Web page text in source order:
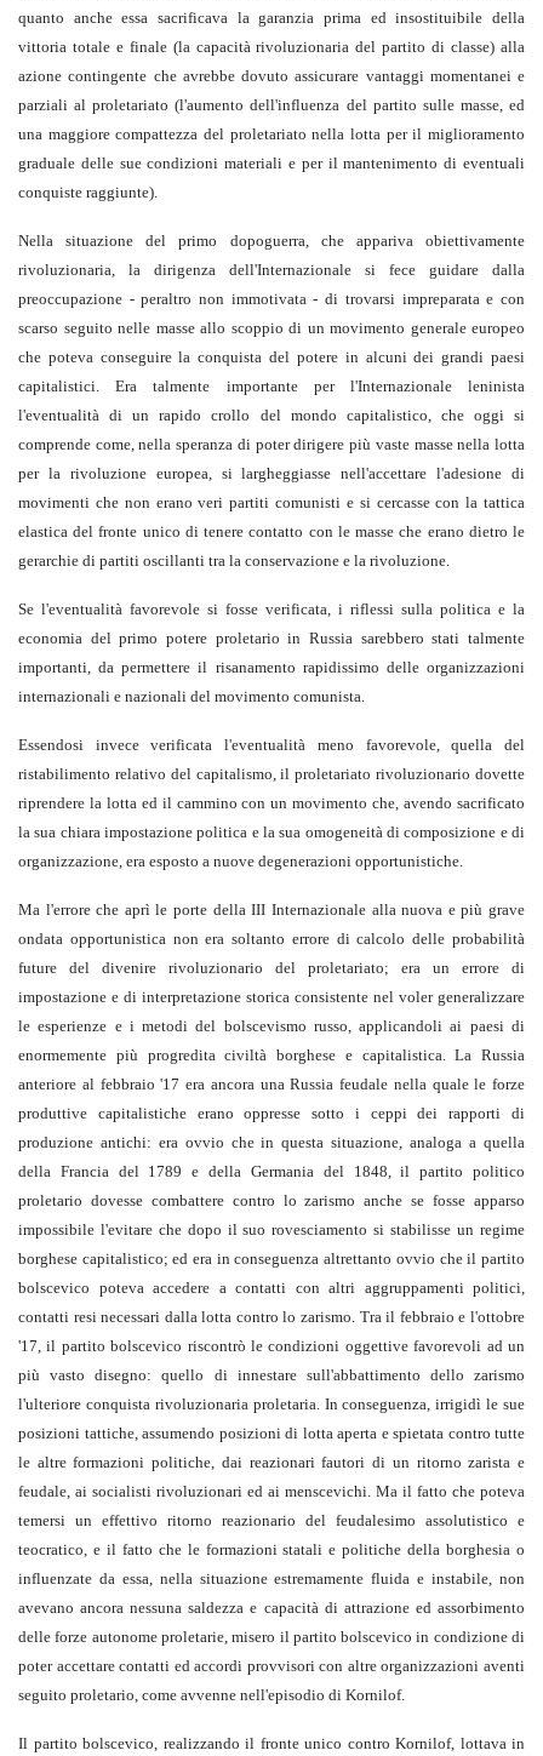
quanto anche essa sacrificava la garanzia prima ed insostituibile della
vittoria totale e finale (la capacità rivoluzionaria del partito di classe) alla
azione contingente che avrebbe dovuto assicurare vantaggi momentanei e
parziali al proletariato (l'aumento dell'influenza del partito sulle masse, ed
una maggiore compattezza del proletariato nella lotta per il miglioramento
graduale delle sue condizioni materiali e per il mantenimento di eventuali
conquiste raggiunte).
Nella situazione del primo dopoguerra, che appariva obiettivamente
rivoluzionaria, la dirigenza dell'Internazionale si fece guidare dalla
preoccupazione - peraltro non immotivata - di trovarsi impreparata e con
scarso seguito nelle masse allo scoppio di un movimento generale europeo
che poteva conseguire la conquista del potere in alcuni dei grandi paesi
capitalistici. Era talmente importante per l'Internazionale leninista
l'eventualità di un rapido crollo del mondo capitalistico, che oggi si
comprende come, nella speranza di poter dirigere più vaste masse nella lotta
per la rivoluzione europea, si largheggiasse nell'accettare l'adesione di
movimenti che non erano veri partiti comunisti e si cercasse con la tattica
elastica del fronte unico di tenere contatto con le masse che erano dietro le
gerarchie di partiti oscillanti tra la conservazione e la rivoluzione.
Se l'eventualità favorevole si fosse verificata, i riflessi sulla politica e la
economia del primo potere proletario in Russia sarebbero stati talmente
importanti, da permettere il risanamento rapidissimo delle organizzazioni
internazionali e nazionali del movimento comunista.
Essendosi invece verificata l'eventualità meno favorevole, quella del
ristabilimento relativo del capitalismo, il proletariato rivoluzionario dovette
riprendere la lotta ed il cammino con un movimento che, avendo sacrificato
la sua chiara impostazione politica e la sua omogeneità di composizione e di
organizzazione, era esposto a nuove degenerazioni opportunistiche.
Ma l'errore che aprì le porte della III Internazionale alla nuova e più grave
ondata opportunistica non era soltanto errore di calcolo delle probabilità
future del divenire rivoluzionario del proletariato; era un errore di
impostazione e di interpretazione storica consistente nel voler generalizzare
le esperienze e i metodi del bolscevismo russo, applicandoli ai paesi di
enormemente più progredita civiltà borghese e capitalistica. La Russia
anteriore al febbraio '17 era ancora una Russia feudale nella quale le forze
produttive capitalistiche erano oppresse sotto i ceppi dei rapporti di
produzione antichi: era ovvio che in questa situazione, analoga a quella
della Francia del 1789 e della Germania del 1848, il partito politico
proletario dovesse combattere contro lo zarismo anche se fosse apparso
impossibile l'evitare che dopo il suo rovesciamento si stabilisse un regime
borghese capitalistico; ed era in conseguenza altrettanto ovvio che il partito
bolscevico poteva accedere a contatti con altri aggruppamenti politici,
contatti resi necessari dalla lotta contro lo zarismo. Tra il febbraio e l'ottobre
'17, il partito bolscevico riscontrò le condizioni oggettive favorevoli ad un
più vasto disegno: quello di innestare sull'abbattimento dello zarismo
l'ulteriore conquista rivoluzionaria proletaria. In conseguenza, irrigidì le sue
posizioni tattiche, assumendo posizioni di lotta aperta e spietata contro tutte
le altre formazioni politiche, dai reazionari fautori di un ritorno zarista e
feudale, ai socialisti rivoluzionari ed ai menscevichi. Ma il fatto che poteva
temersi un effettivo ritorno reazionario del feudalesimo assolutistico e
teocratico, e il fatto che le formazioni statali e politiche della borghesia o
influenzate da essa, nella situazione estremamente fluida e instabile, non
avevano ancora nessuna saldezza e capacità di attrazione ed assorbimento
delle forze autonome proletarie, misero il partito bolscevico in condizione di
poter accettare contatti ed accordi provvisori con altre organizzazioni aventi
seguito proletario, come avvenne nell'episodio di Kornilof.
Il partito bolscevico, realizzando il fronte unico contro Kornilof, lottava in